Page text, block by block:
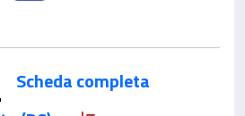
Scheda completa